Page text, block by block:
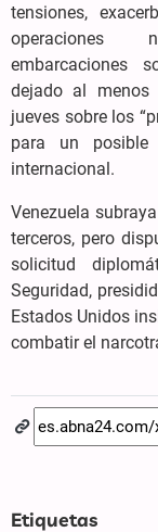
tensiones,
operaciones
embarcaciones
dejado al menos
jueves sobre los
para un
internacional.
Venezuela
terceros, pero
solicitud
Seguridad,
Estados Unidos
combatir el
Etiquetas